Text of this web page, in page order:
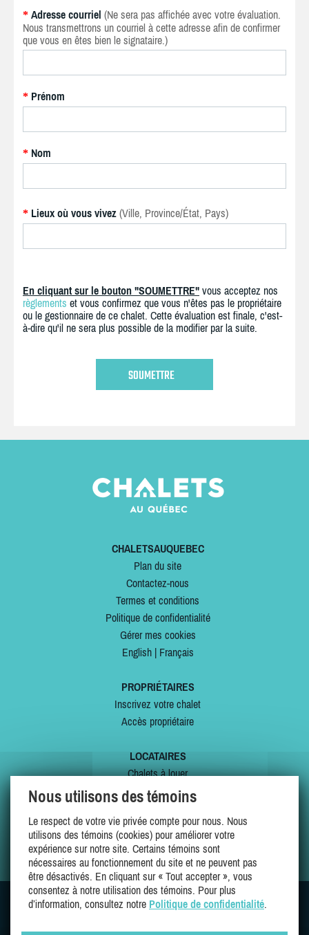
* Adresse courriel (Ne sera pas affichée avec votre évaluation.
Nous transmettrons un courriel à cette adresse afin de confirmer
que vous en êtes bien le signataire.)
* Prénom
* Nom
* Lieux où vous vivez (Ville, Province/État, Pays)
En cliquant sur le bouton "SOUMETTRE" vous acceptez nos
règlements et vous confirmez que vous n'êtes pas le propriétaire
ou le gestionnaire de ce chalet. Cette évaluation est finale, c'est-
à-dire qu'il ne sera plus possible de la modifier par la suite.
CHALETSAUQUEBEC
Plan du site
Contactez-nous
Termes et conditions
Politique de confidentialité
Gérer mes cookies
English| Français
PROPRIÉTAIRES
Inscrivez votre chalet
Accès propriétaire
LOCATAIRES
Chalets à louer
Chalets à vendre
Offres spéciales
Mes favoris
SUIVEZ-NOUS SUR
Nous utilisons des témoins
Le respect de votre vie privée compte pour nous. Nous
utilisons des témoins (cookies) pour améliorer votre
expérience sur notre site. Certains témoins sont
nécessaires au fonctionnement du site et ne peuvent pas
être désactivés. En cliquant sur « Tout accepter », vous
consentez à notre utilisation des témoins. Pour plus
d’information, consultez notre Politique de confidentialité.